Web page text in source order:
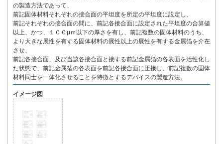
の製造方法であって、
前記固体材料それぞれの接合面の平坦度を所定の平坦度に設定し、
前記それぞれの接合面の間に、前記各接合面に設定された平坦度の合算値
以上、かつ、１００μｍ以下の厚さを有し、前記複数の固体材料のうち、
より大きな展性を有する固体材料の展性以上の展性を有する金属箔を介在
させ、
前記各接合面、及び当該各接合面と接する前記金属箔の各表面を活性化し
た状態で、前記金属箔の各表面を前記各接合面に圧接し、前記複数の固体
材料同士を一体化させることを特徴とするデバイスの製造方法。
イメージ図